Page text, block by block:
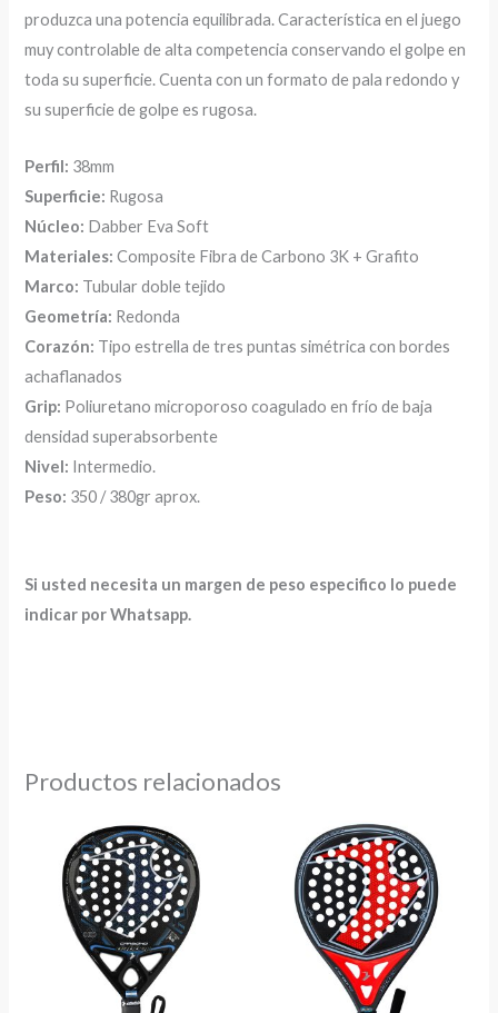
produzca una potencia equilibrada. Característica en el juego
muy controlable de alta competencia conservando el golpe en
toda su superficie. Cuenta con un formato de pala redondo y
su superficie de golpe es rugosa.
Perfil: 38mm
Superficie: Rugosa
Núcleo: Dabber Eva Soft
Materiales:Composite Fibra de Carbono 3K + Grafito
Marco: Tubular doble tejido
Geometría: Redonda
Corazón: Tipo estrella de tres puntas simétrica con bordes
achaflanados
Grip: Poliuretano microporoso coagulado en frío de baja
densidad superabsorbente
Nivel: Intermedio.
Peso: 350 / 380gr aprox.
Si usted necesita un margen de peso especifico lo puede
indicar por Whatsapp.
Productos relacionados